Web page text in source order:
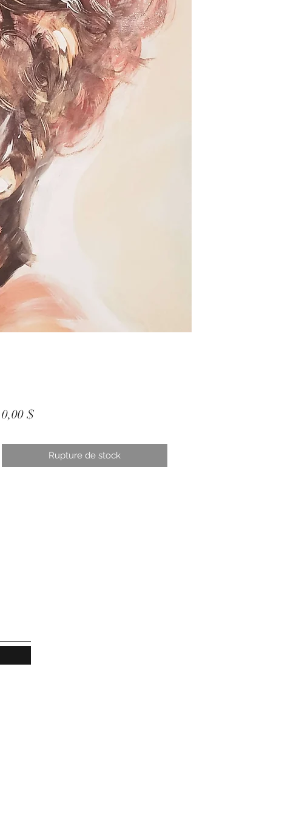
0,00 $Prix
Rupture de stock